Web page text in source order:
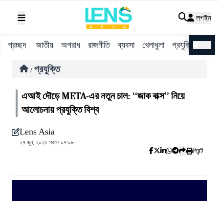
লগইন
প্রচ্ছদ জাতীয় অপরাধ রাজনীতি ব্যবসা খেলাধুলা প্রযুক্তি
/ প্রযুক্তি
এআই দৌড়ে META-এর নতুন চাল: ‘‘জাক বাক্স’’ নিয়ে
আলোচনায় প্রযুক্তি বিশ্ব
Lens Asia
২৭ জুন, ২০২৫ সকাল ০৭:০৮
প্রিন্ট